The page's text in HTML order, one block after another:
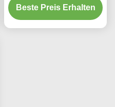
Architekturflügelfenster
Luftflügelfenster
Beste Preis Erhalten